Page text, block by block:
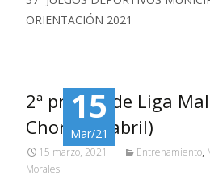
ORIENTACIÓN 2021
15
Mar/21
2ª prueba de Liga
Chorro (3 abril)
15 marzo, 2021 Entrenamiento,
Morales